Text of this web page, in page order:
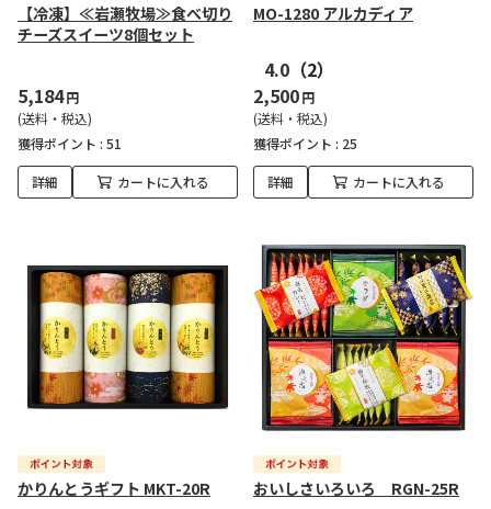
【冷凍】≪岩瀬牧場≫食べ切り
チーズスイーツ8個セット
5,184円
(送料・税込)
獲得ポイント : 51
詳細 カートに入れる
MO-1280 アルカディア
4.0 （2）
2,500円
(送料・税込)
獲得ポイント : 25
詳細 カートに入れる
かりんとうギフト MKT-20R おいしさいろいろ RGN-25R